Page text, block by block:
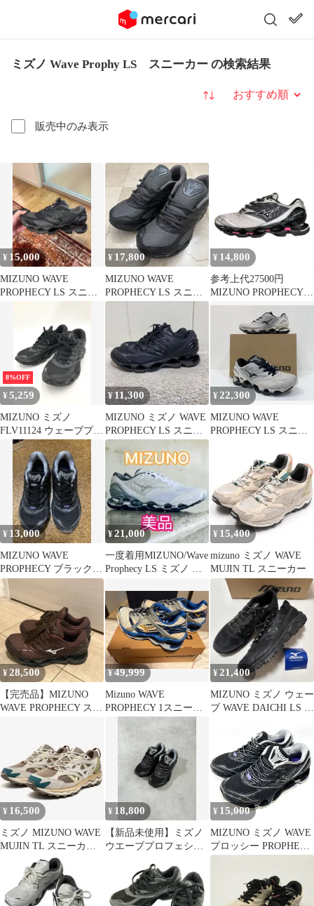
ミズノ Wave Prophy LS スニーカー の検索結果
販売中のみ表示
並び替え
¥ 15,000
MIZUNO WAVE
PROPHECY LS スニー
¥ 17,800
MIZUNO WAVE
PROPHECY LS スニー
カー 新品 定価以下
¥ 14,800
参考上代27500円
MIZUNO PROPHECY
LS ウエーブ プロフェ
シー スニーカー ミズノ
D1GA333708 グレー
8%OFF
¥5,259
MIZUNO ミズノ
FLV11124 ウェーブプロ
フェシー WAVE
PROPHECY LS スニー
カー size27.0cm/黒 ■■◎
メンズ
¥11,300
MIZUNO ミズノ WAVE
PROPHECY LS スニー
カー 28cm 黒
¥22,300
MIZUNO WAVE
PROPHECY LS スニー
¥ 13,000
MIZUNO WAVE
PROPHECY ブラック
スニーカー
¥21,000
一度着用MIZUNO/Wave
Prophecy LS ミズノ ス
¥ 15,400
mizuno ミズノ WAVE
MUJIN TL スニーカー
¥28,500
【完売品】MIZUNO
WAVE PROPHECY スニ
¥49,999
Mizuno WAVE
PROPHECY 1スニーカ
¥21,400
MIZUNO ミズノ ウェー
ブ WAVE DAICHI LS ス
¥ 16,500
ミズノ MIZUNO WAVE
MUJIN TL スニーカー
限定カラー
¥ 18,800
【新品未使用】ミズノ
ウエーブプロフェシー
¥ 15,000
MIZUNO ミズノ WAVE
プロッシー PROPHECY
LS D1GA250701 スニー
無し ※中古 【津山店】